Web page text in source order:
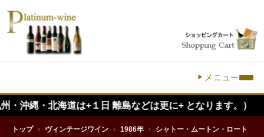
メニュー
海道は+１日 離島などは更に+ となります。）
トップ › ヴィンテージワイン › 1986年 ›
シャトー・ムートン・ロート